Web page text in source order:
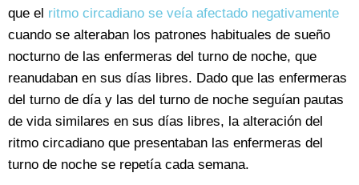
que el ritmo circadiano se veía afectado negativamente
cuando se alteraban los patrones habituales de sueño
nocturno de las enfermeras del turno de noche, que
reanudaban en sus días libres. Dado que las enfermeras
del turno de día y las del turno de noche seguían pautas
de vida similares en sus días libres, la alteración del
ritmo circadiano que presentaban las enfermeras del
turno de noche se repetía cada semana.